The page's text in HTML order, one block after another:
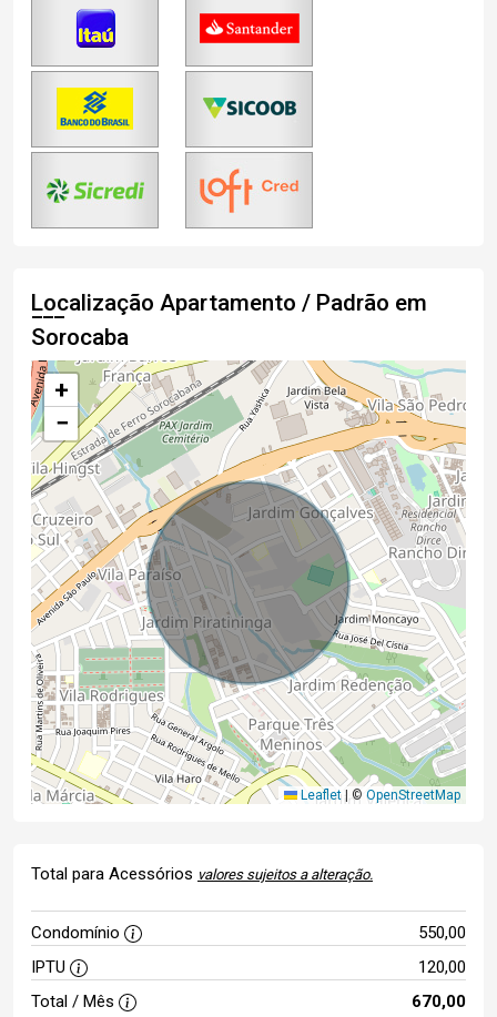
Localização Apartamento / Padrão em
Sorocaba
+
−
Leaflet © OpenStreetMap
Total para Acessórios valores sujeitos a alteração.
Condomínio
550,00
IPTU
120,00
Total / Mês
670,00